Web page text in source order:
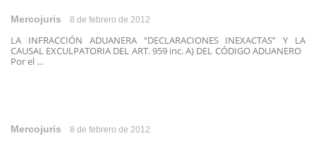
Mercojuris 8 de febrero de 2012
LA INFRACCIÓN ADUANERA “DECLARACIONES INEXACTAS” Y LA
CAUSAL EXCULPATORIA DEL ART. 959 inc. A) DEL CÓDIGO ADUANERO
Por el ...
Mercojuris 8 de febrero de 2012